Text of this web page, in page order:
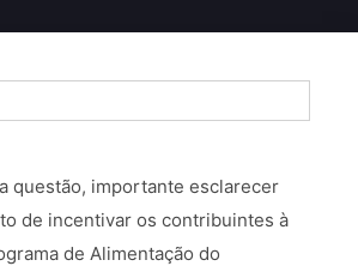
questão, importante esclarecer
de incentivar os contribuintes à
de Alimentação do